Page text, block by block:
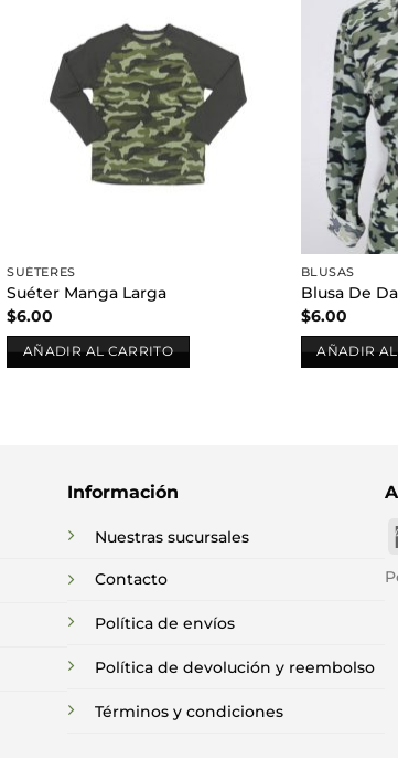
Añadir
a la
lista de
deseos
SUÉTERES
Suéter Manga Larga
$6.00
AÑADIR AL CARRITO
BLUSAS
Blusa De
$6.00
AÑADIR
Información
Nuestras sucursales
Contacto
Política de envíos
Política de devolución y reembolso
Términos y condiciones